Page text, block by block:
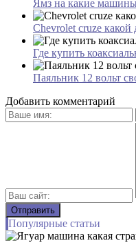
Ямз на какие машины
Chevrolet cruze какой
Где купить
Паяльник 12 вольт
Добавить комментарий
Популярные статьи